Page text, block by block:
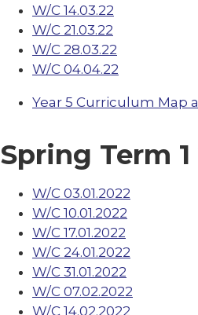
W/C 14.03.22
W/C 21.03.22
W/C 28.03.22
W/C 04.04.22
Year 5 Curriculum Map
Spring Term 1
W/C 03.01.2022
W/C 10.01.2022
W/C 17.01.2022
W/C 24.01.2022
W/C 31.01.2022
W/C 07.02.2022
W/C 14.02.2022